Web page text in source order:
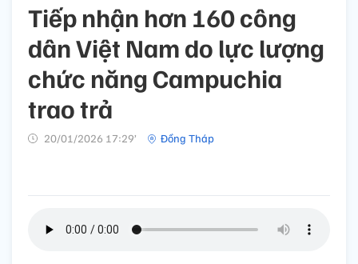
Tiếp nhận hơn 160 công
dân Việt Nam do lực lượng
chức năng Campuchia
trao trả
20/01/2026 17:29’ Đồng Tháp